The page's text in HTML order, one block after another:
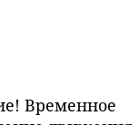
Временное